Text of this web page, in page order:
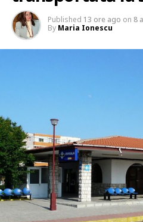
Published 13 ore ago on 8
By Maria Ionescu